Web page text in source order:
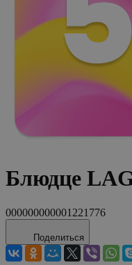
Блюдце
000000000001221776
Поделиться